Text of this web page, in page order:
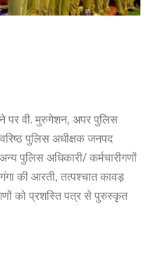
वी. मुरुगेशन, अपर पुलिस
पुलिस अधीक्षक जनपद
पुलिस अधिकारी/ कर्मचारीगणों
की आरती, तत्पश्चात कावड़
को प्रशस्ति पत्र से पुरुस्कृत